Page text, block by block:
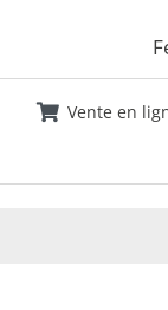
Vente en